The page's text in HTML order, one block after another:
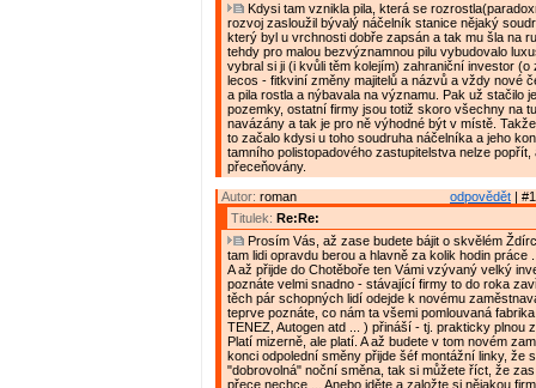
Kdysi tam vznikla pila, která se
rozvoj zasloužil bývalý náčelník stanice nějaký
který byl u vrchnosti dobře zapsán a tak mu šla na
tehdy pro malou bezvýznamnou pilu vybudovalo
vybral si ji (i kvůli těm kolejím) zahraniční investor (o
lecos - fitkviní změny majitelů a názvů a vždy nové
a pila rostla a nýbavala na významu. Pak už stačilo
pozemky, ostatní firmy jsou totiž skoro všechny na
navázány a tak je pro ně výhodné být v místě.
to začalo kdysi u toho soudruha náčelníka a jeho
tamního polistopadového zastupitelstva nelze popřít,
přeceňovány.
odpovědět |
Autor: roman
Titulek: Re:Re:
Prosím Vás, až zase budete bájit o skvělém
tam lidi opravdu berou a hlavně za kolik hodin práce
A až přijde do Chotěboře ten Vámi vzývaný velký
poznáte velmi snadno - stávající firmy to do roka
těch pár schopných lidí odejde k novému
teprve poznáte, co nám ta všemi pomlouvaná
TENEZ, Autogen atd ... ) přináší - tj. prakticky plnou
Platí mizerně, ale platí. A až budete v tom novém
konci odpolední směny přijde šéf montážní linky, že
"dobrovolná" noční směna, tak si můžete říct, že
přece nechce ... Anebo jděte a založte si nějakou